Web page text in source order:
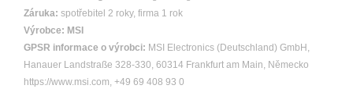
Záruka: spotřebitel 2 roky, firma 1 rok
Výrobce: MSI
GPSR informace o výrobci: MSI Electronics (Deutschland) GmbH,
Hanauer Landstraße 328-330, 60314 Frankfurt am Main, Německo
https://www.msi.com, +49 69 408 93 0